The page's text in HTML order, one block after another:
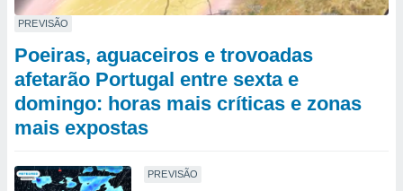
PREVISÃO
Poeiras, aguaceiros e trovoadas
afetarão Portugal entre sexta e
domingo: horas mais críticas e zonas
mais expostas
PREVISÃO